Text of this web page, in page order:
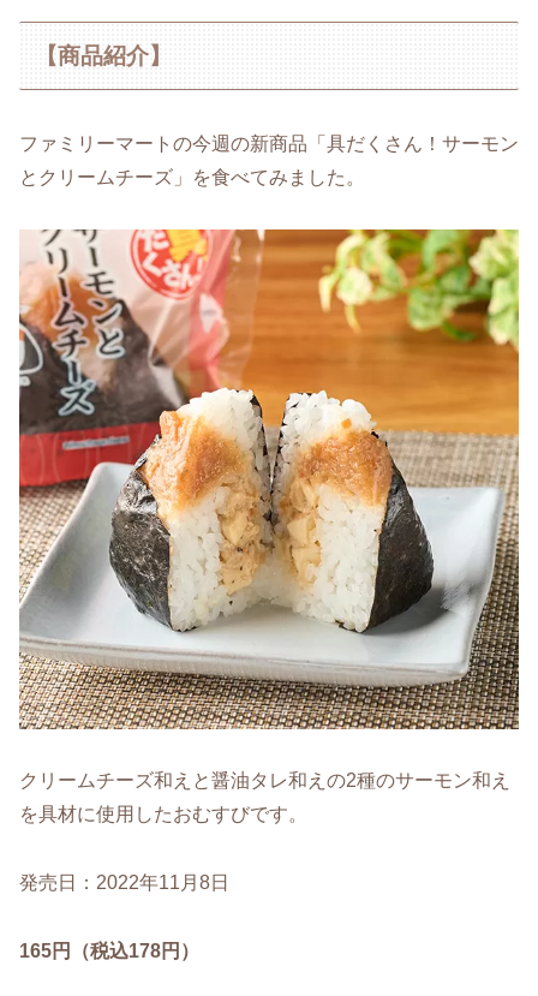
【商品紹介】
ファミリーマートの今週の新商品「具だくさん！サーモン
とクリームチーズ」を食べてみました。
クリームチーズ和えと醤油タレ和えの2種のサーモン和え
を具材に使用したおむすびです。
発売日：2022年11月8日
165円（税込178円）